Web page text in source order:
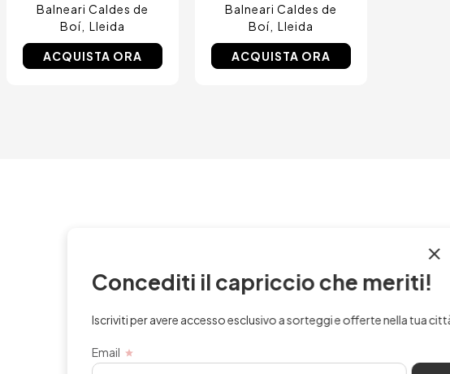
Balneari Caldes de
Boí Lleida
ACQUISTA ORA
Balneari Caldes de
Boí Lleida
ACQUISTA ORA
Concediti il capriccio che meriti!
Iscriviti per avere accesso esclusivo a sorteggi e offerte nella tua città.